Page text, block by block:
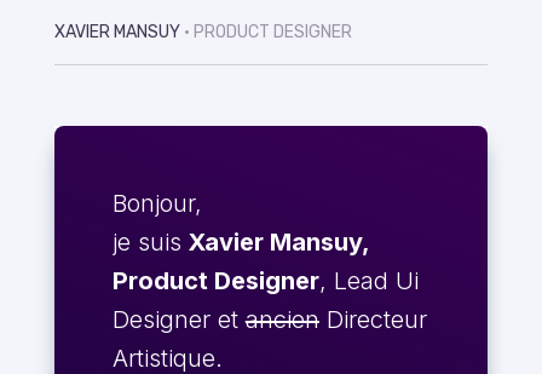
XAVIER MANSUY • PRODUCT DESIGNER
Bonjour,
je suis Xavier Mansuy,
Product Designer, Lead Ui
Designer etancienDirecteur
Artistique.